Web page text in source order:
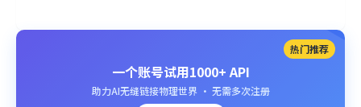
热门推荐
一个账号试用1000+ API
助力AI无缝链接物理世界 · 无需多次注册